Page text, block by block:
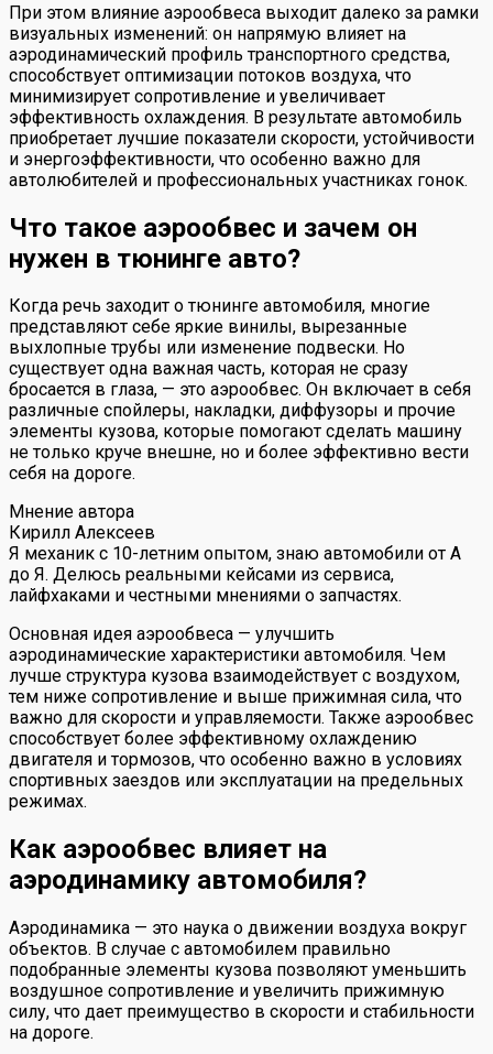
При этом влияние аэрообвеса выходит далеко за рамки
визуальных изменений: он напрямую влияет на
аэродинамический профиль транспортного средства,
способствует оптимизации потоков воздуха, что
минимизирует сопротивление и увеличивает
эффективность охлаждения. В результате автомобиль
приобретает лучшие показатели скорости, устойчивости
и энергоэффективности, что особенно важно для
автолюбителей и профессиональных участниках гонок.
Что такое аэрообвес и зачем он
нужен в тюнинге авто?
Когда речь заходит о тюнинге автомобиля, многие
представляют себе яркие винилы, вырезанные
выхлопные трубы или изменение подвески. Но
существует одна важная часть, которая не сразу
бросается в глаза, — это аэрообвес. Он включает в себя
различные спойлеры, накладки, диффузоры и прочие
элементы кузова, которые помогают сделать машину
не только круче внешне, но и более эффективно вести
себя на дороге.
Мнение автора
Кирилл Алексеев
Я механик с 10-летним опытом, знаю автомобили от А
до Я. Делюсь реальными кейсами из сервиса,
лайфхаками и честными мнениями о запчастях.
Основная идея аэрообвеса — улучшить
аэродинамические характеристики автомобиля. Чем
лучше структура кузова взаимодействует с воздухом,
тем ниже сопротивление и выше прижимная сила, что
важно для скорости и управляемости. Также аэрообвес
способствует более эффективному охлаждению
двигателя и тормозов, что особенно важно в условиях
спортивных заездов или эксплуатации на предельных
режимах.
Как аэрообвес влияет на
аэродинамику автомобиля?
Аэродинамика — это наука о движении воздуха вокруг
объектов. В случае с автомобилем правильно
подобранные элементы кузова позволяют уменьшить
воздушное сопротивление и увеличить прижимную
силу, что дает преимущество в скорости и стабильности
на дороге.